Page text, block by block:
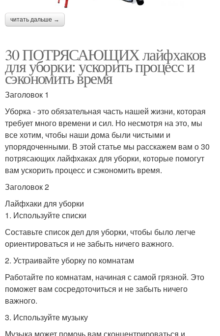
читать дальше →
30 ПОТРЯСАЮЩИХ лайфхаков
для уборки: ускорить процесс и
сэкономить время
Заголовок 1
Уборка - это обязательная часть нашей жизни, которая
требует много времени и сил. Но несмотря на это, мы
все хотим, чтобы наши дома были чистыми и
упорядоченными. В этой статье мы расскажем вам о 30
потрясающих лайфхаках для уборки, которые помогут
вам ускорить процесс и сэкономить время.
Заголовок 2
Лайфхаки для уборки
1. Используйте списки
Составьте список дел для уборки, чтобы было легче
ориентироваться и не забыть ничего важного.
2. Устраивайте уборку по комнатам
Работайте по комнатам, начиная с самой грязной. Это
поможет вам сосредоточиться и не забыть ничего
важного.
3. Используйте музыку
Музыка может помочь вам сконцентрироваться и